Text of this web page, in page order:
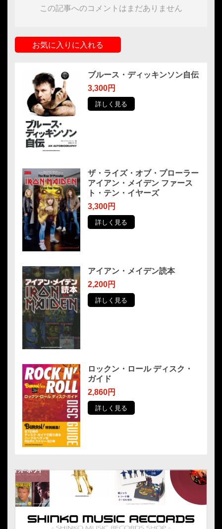
この記事へのコメントはまだありません
お気に入りに入れる
ブルース・ディッキンソン自伝
3,300円
詳しく見る
ザ・ライズ・オブ・プローラー
アイアン・メイデン ファース
ト・テン・イヤーズ
3,300円
詳しく見る
アイアン・メイデン読本
2,200円
詳しく見る
ロックン・ロール ディスク・
ガイド
2,860円
詳しく見る